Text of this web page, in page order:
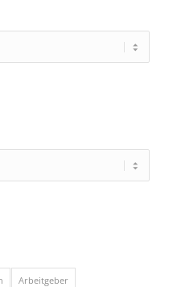
Arbeitgeber